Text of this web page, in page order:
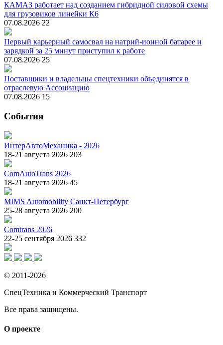
КАМАЗ работает над созданием гибридной силовой схемы
для грузовиков линейки К6
07.08.2026 22
Первый карьерный самосвал на натрий-ионной батарее и
зарядкой за 25 минут приступил к работе
07.08.2026 25
Поставщики и владельцы спецтехники объединятся в
отраслевую Ассоциацию
07.08.2026 15
События
ИнтерАвтоМеханика - 2026
18-21 августа 2026 203
ComAutoTrans 2026
18-21 августа 2026 45
MIMS Automobility Санкт-Петербург
25-28 августа 2026 200
Comtrans 2026
22-25 сентября 2026 332
© 2011-2026
СпецТехника и Коммерческий Транспорт
Все права защищены.
О проекте